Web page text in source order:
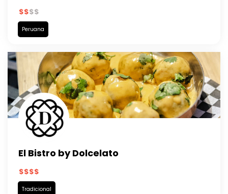
Peruana
El Bistro by Dolcelato
Tradicional